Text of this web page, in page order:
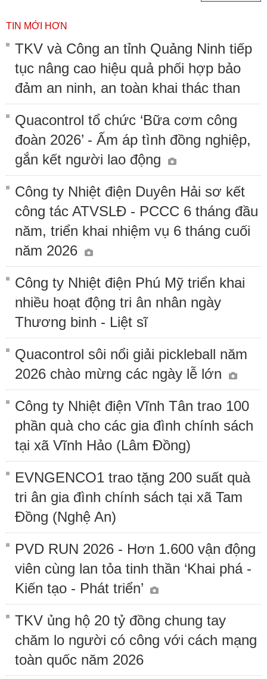
TIN MỚI HƠN
TKV và Công an tỉnh Quảng Ninh tiếp
tục nâng cao hiệu quả phối hợp bảo
đảm an ninh, an toàn khai thác than
Quacontrol tổ chức ‘Bữa cơm công
đoàn 2026’ - Ấm áp tình đồng nghiệp,
gắn kết người lao động
Công ty Nhiệt điện Duyên Hải sơ kết
công tác ATVSLĐ - PCCC 6 tháng đầu
năm, triển khai nhiệm vụ 6 tháng cuối
năm 2026
Công ty Nhiệt điện Phú Mỹ triển khai
nhiều hoạt động tri ân nhân ngày
Thương binh - Liệt sĩ
Quacontrol sôi nổi giải pickleball năm
2026 chào mừng các ngày lễ lớn
Công ty Nhiệt điện Vĩnh Tân trao 100
phần quà cho các gia đình chính sách
tại xã Vĩnh Hảo (Lâm Đồng)
EVNGENCO1 trao tặng 200 suất quà
tri ân gia đình chính sách tại xã Tam
Đồng (Nghệ An)
PVD RUN 2026 - Hơn 1.600 vận động
viên cùng lan tỏa tinh thần ‘Khai phá -
Kiến tạo - Phát triển’
TKV ủng hộ 20 tỷ đồng chung tay
chăm lo người có công với cách mạng
toàn quốc năm 2026